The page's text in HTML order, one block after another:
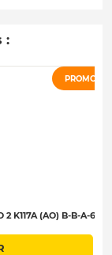
:
PROMO
K117A (AO) B-B-A-67